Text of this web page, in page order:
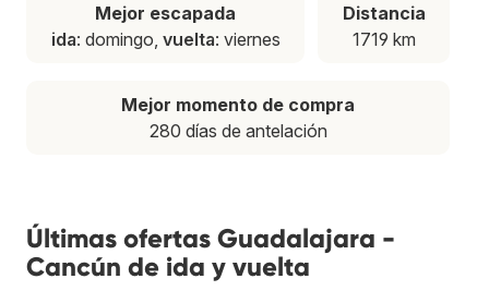
Mejor escapada
ida: domingo, vuelta: viernes
Distancia
1719 km
Mejor momento de compra
280 días de antelación
Últimas ofertas Guadalajara -
Cancún de ida y vuelta